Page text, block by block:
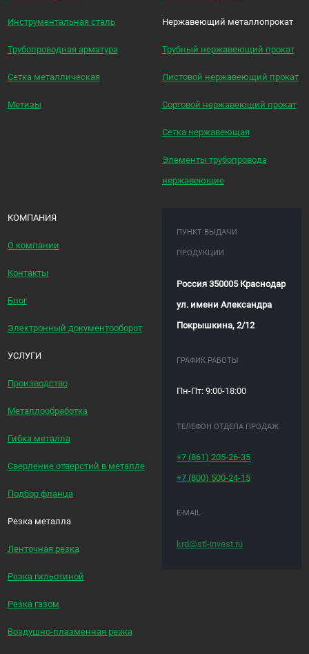
Инструментальная сталь
Трубопроводная арматура
Сетка металлическая
Метизы
Нержавеющий металлопрокат
Трубный нержавеющий прокат
Листовой нержавеющий прокат
Сортовой нержавеющий прокат
Сетка нержавеющая
Элементы трубопровода
нержавеющие
КОМПАНИЯ
О компании
Контакты
Блог
Электронный документооборот
УСЛУГИ
Производство
Металлообработка
Гибка металла
Сверление отверстий в металле
Подбор фланца
Резка металла
Ленточная резка
Резка гильотиной
Резка газом
Воздушно-плазменная резка
ПУНКТ ВЫДАЧИ
ПРОДУКЦИИ
Россия 350005 Краснодар
ул. имени Александра
Покрышкина, 2/12
ГРАФИК РАБОТЫ
Пн-Пт: 9:00-18:00
ТЕЛЕФОН ОТДЕЛА ПРОДАЖ
+7 (861)205-26-35
+7 (800) 500-24-15
E-MAIL
krd@stl-invest.ru